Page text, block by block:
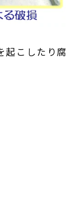
起こしたり腐